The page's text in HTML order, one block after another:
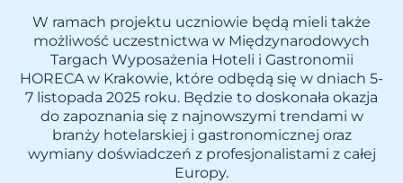
W ramach projektu uczniowie będą mieli także
możliwość uczestnictwa w Międzynarodowych
Targach Wyposażenia Hoteli i Gastronomii
HORECA w Krakowie, które odbędą się w dniach 5-
7 listopada 2025 roku. Będzie to doskonała okazja
do zapoznania się z najnowszymi trendami w
branży hotelarskiej i gastronomicznej oraz
wymiany doświadczeń z profesjonalistami z całej
Europy.